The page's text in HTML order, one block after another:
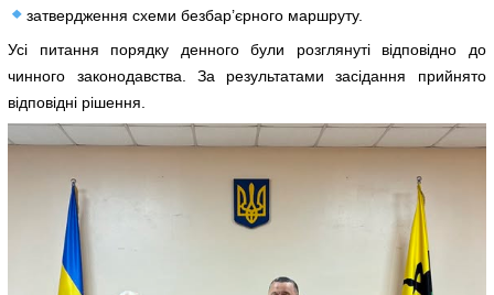
затвердження схеми безбар’єрного маршруту.
Усі питання порядку денного були розглянуті відповідно до
чинного законодавства. За результатами засідання прийнято
відповідні рішення.